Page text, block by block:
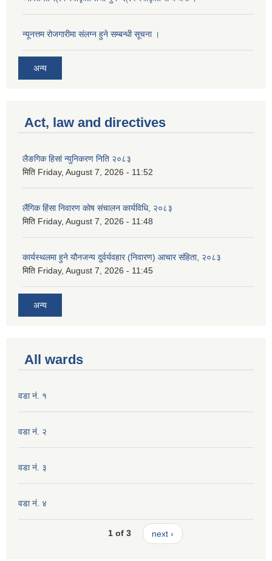
न्यूनत्तम रोजगारीमा संलग्न हुने सम्बन्धी सूचना ।
अन्य
Act, law and directives
लैङगिक हिसां न्युनिकरण निति २०८३
मिति Friday, August 7, 2026 - 11:52
लैंगिक हिंसा निवारण कोष संचालन कार्यविधि, २०८३
मिति Friday, August 7, 2026 - 11:48
कार्यस्थलमा हुने यौनजन्य दुर्वर्यवहार (निवारण) आचार संहिता, २०८३
मिति Friday, August 7, 2026 - 11:45
अन्य
All wards
वडा नं. १
वडा नं. २
वडा नं. ३
वडा नं. ४
1 of 3 next ›